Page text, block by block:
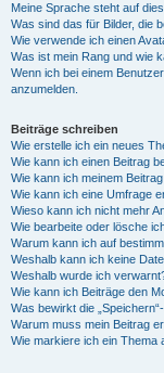
Meine Sprache steht auf
Was sind das für Bilder, die
Wie verwende ich einen
Was ist mein Rang und wie
Wenn ich bei einem
anzumelden.
Beiträge schreiben
Wie erstelle ich ein neues
Wie kann ich einen Beitrag
Wie kann ich meinem
Wie kann ich eine Umfrage
Wieso kann ich nicht mehr
Wie bearbeite oder lösche
Warum kann ich auf
Weshalb kann ich keine
Weshalb wurde ich
Wie kann ich Beiträge den
Was bewirkt die
Warum muss mein Beitrag
Wie markiere ich ein Thema